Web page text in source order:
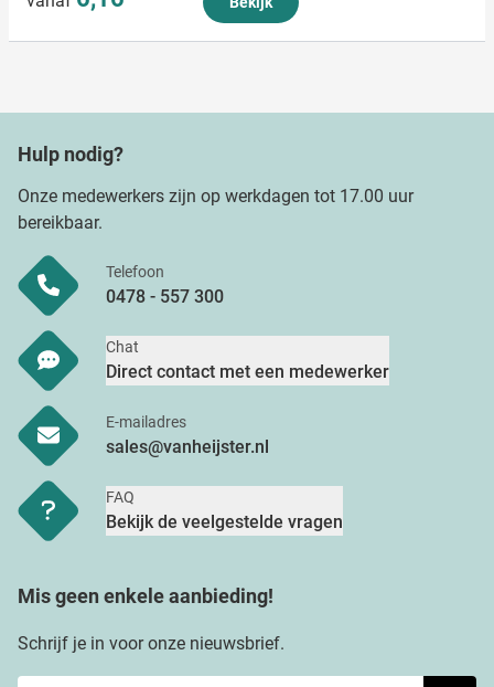
Hulp nodig?
Onze medewerkers zijn op werkdagen tot 17.00 uur
bereikbaar.
Telefoon
0478 - 557 300
Chat
Direct contact met een medewerker
E-mailadres
sales@vanheijster.nl
FAQ
Bekijk de veelgestelde vragen
Mis geen enkele aanbieding!
Schrijf je in voor onze nieuwsbrief.